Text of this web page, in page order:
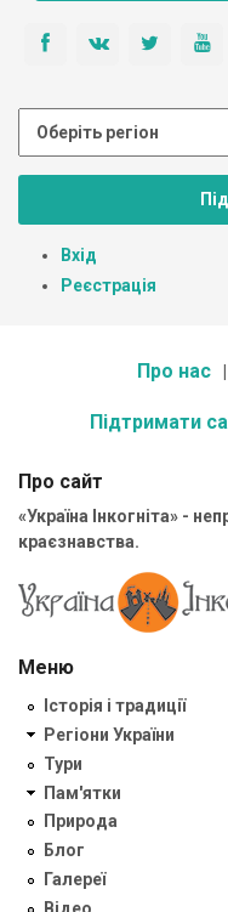
Вхід
Реєстрація
Про нас
Підтримати
Про сайт
«Україна Інкогніта» -
краєзнавства.
Меню
Історія і традиції
Регіони України
Тури
Пам'ятки
Природа
Блог
Галереї
Відео